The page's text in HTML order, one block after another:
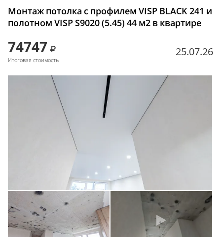
Монтаж потолка с профилем VISP BLACK 241 и
полотном VISP S9020 (5.45) 44 м2 в квартире
74747
Итоговая стоимость
25.07.26